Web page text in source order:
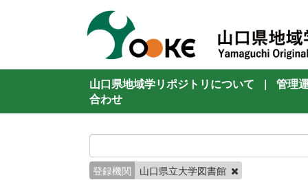
山口県地域学リポジトリについて |
管理
合わせ
登録機関 山口県立大学図書館